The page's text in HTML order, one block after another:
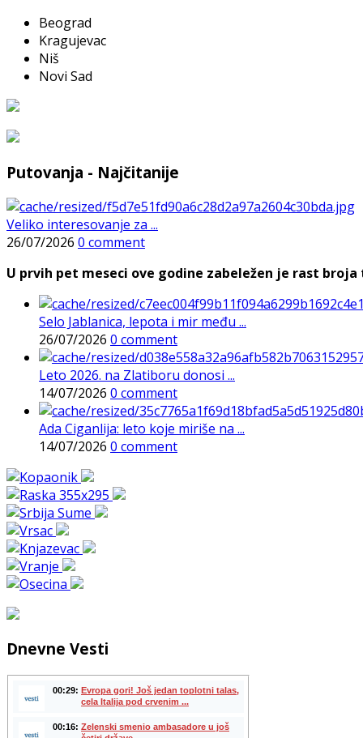
Beograd
Kragujevac
Niš
Novi Sad
Putovanja - Najčitanije
Veliko interesovanje za ...
26/07/2026 0 comment
U prvih pet meseci ove godine zabeležen je rast
Selo Jablanica, lepota i mir među ...
26/07/2026 0 comment
Leto 2026. na Zlatiboru donosi ...
14/07/2026 0 comment
Ada Ciganlija: leto koje miriše na ...
14/07/2026 0 comment
Dnevne Vesti